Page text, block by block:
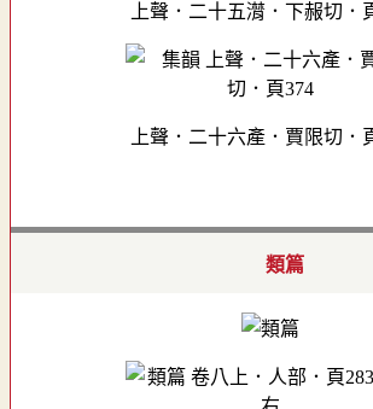
上聲．二十五潸．下赧切．
上聲．二十六產．賈限切．
類篇